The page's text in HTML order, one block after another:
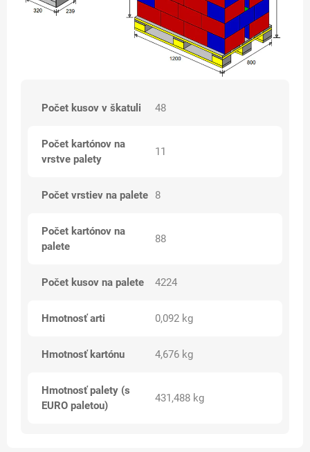
Počet kusov v škatuli 48
Počet kartónov na
vrstve palety
11
Počet vrstiev na palete 8
Počet kartónov na
palete
88
Počet kusov na palete 4224
Hmotnosť arti 0,092 kg
Hmotnosť kartónu 4,676 kg
Hmotnosť palety (s
EURO paletou)
431,488 kg